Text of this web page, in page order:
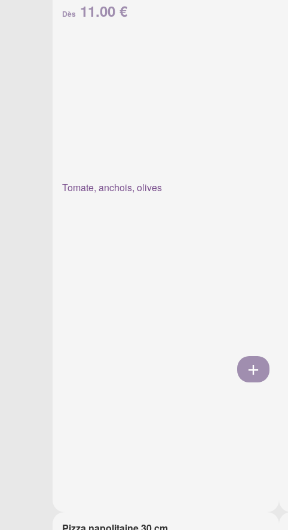
Dès 11.00 €
Tomate, anchois, olives